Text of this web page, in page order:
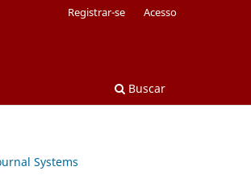
Buscar
Registrar-se Acesso
Systems